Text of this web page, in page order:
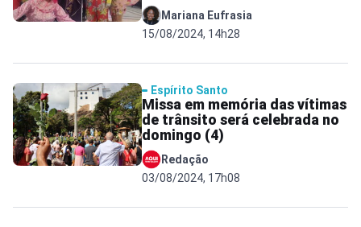
Mariana Eufrasia
15/08/2024, 14h28
Espírito Santo
Missa em memória das vítimas
de trânsito será celebrada no
domingo (4)
Redação
03/08/2024, 17h08